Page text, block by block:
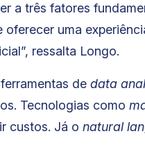
a três fatores
uma
ressalta Longo.
de data
Tecnologias como
custos. Já o natural